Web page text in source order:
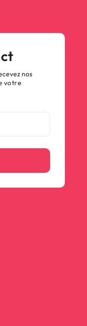
nos
votre